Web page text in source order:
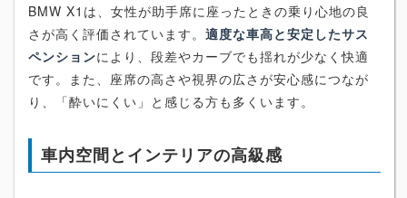
BMW X1は、女性が助手席に座ったときの乗り心地の良
さが高く評価されています。 適度な車高と安定したサス
ペンションにより、段差やカーブでも揺れが少なく快適
です。また、座席の高さや視界の広さが安心感につなが
り、「酔いにくい」と感じる方も多くいます。
車内空間とインテリアの高級感